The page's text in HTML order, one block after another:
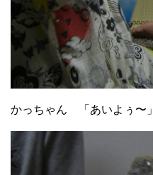
かっちゃん 「あいよぅ〜」